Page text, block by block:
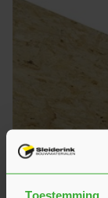
Toestemming